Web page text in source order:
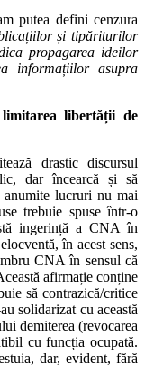
putea defini cenzura
și tipăriturilor
propagarea ideilor
informațiilor asupra
libertății de
drastic discursul
dar încearcă și să
anumite lucruri nu mai
trebuie spuse într-o
ingerință a CNA în
în acest sens,
CNA în sensul că
afirmație conține
să contrazică/critice
solidarizat cu această
demiterea (revocarea
cu funcția ocupată.
dar, evident, fără